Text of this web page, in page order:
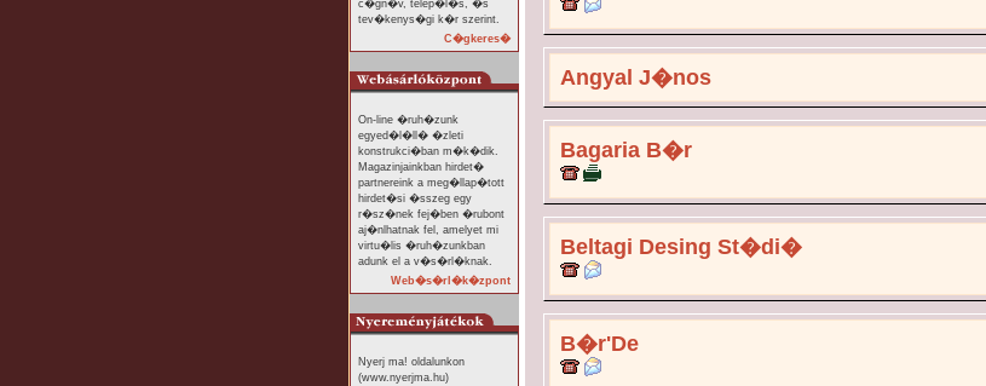
c�gn�v, telep�l�s, �s
tev�kenys�gi k�r szerint.
C�gkeres�
On-line �ruh�zunk
egyed�l�ll� �zleti
konstrukci�ban m�k�dik.
Magazinjainkban hirdet�
partnereink a meg�llap�tott
hirdet�si �sszeg egy
r�sz�nek fej�ben �rubont
aj�nlhatnak fel, amelyet mi
virtu�lis �ruh�zunkban
adunk el a v�s�rl�knak.
Web�s�rl�k�zpont
Nyerj ma! oldalunkon
(www.nyerjma.hu)
Angyal J�nos
Bagaria B�r
Beltagi Desing St�di�
B�r'De